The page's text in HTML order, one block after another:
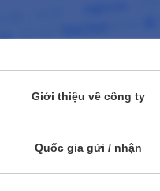
Giới thiệu về công ty
Quốc gia gửi / nhận